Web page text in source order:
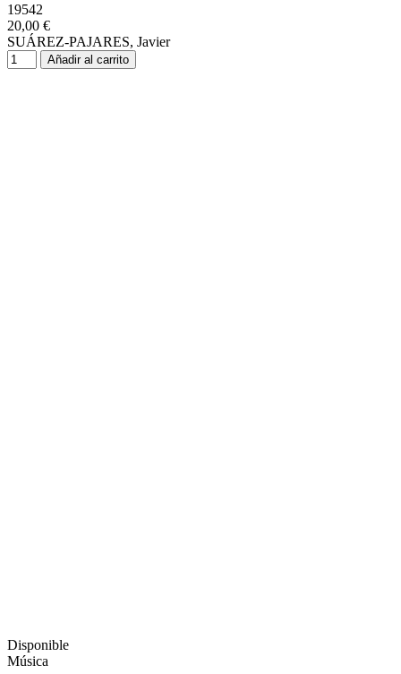
19542
20,00 €
SUÁREZ-PAJARES, Javier
Añadir al carrito
Disponible
Música